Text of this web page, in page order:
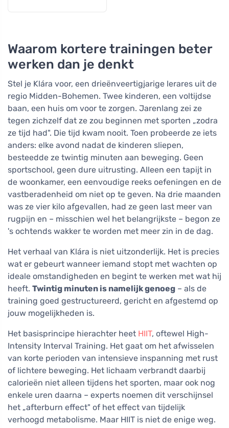
Waarom kortere trainingen beter
werken dan je denkt
Stel je Klára voor, een drieënveertigjarige lerares uit de
regio Midden-Bohemen. Twee kinderen, een voltijdse
baan, een huis om voor te zorgen. Jarenlang zei ze
tegen zichzelf dat ze zou beginnen met sporten „zodra
ze tijd had". Die tijd kwam nooit. Toen probeerde ze iets
anders: elke avond nadat de kinderen sliepen,
besteedde ze twintig minuten aan beweging. Geen
sportschool, geen dure uitrusting. Alleen een tapijt in
de woonkamer, een eenvoudige reeks oefeningen en de
vastberadenheid om niet op te geven. Na drie maanden
was ze vier kilo afgevallen, had ze geen last meer van
rugpijn en – misschien wel het belangrijkste – begon ze
's ochtends wakker te worden met meer zin in de dag.
Het verhaal van Klára is niet uitzonderlijk. Het is precies
wat er gebeurt wanneer iemand stopt met wachten op
ideale omstandigheden en begint te werken met wat hij
heeft. Twintig minuten is namelijk genoeg – als de
training goed gestructureerd, gericht en afgestemd op
jouw mogelijkheden is.
Het basisprincipe hierachter heet HIIT, oftewel High-
Intensity Interval Training. Het gaat om het afwisselen
van korte perioden van intensieve inspanning met rust
of lichtere beweging. Het lichaam verbrandt daarbij
calorieën niet alleen tijdens het sporten, maar ook nog
enkele uren daarna – experts noemen dit verschijnsel
het „afterburn effect" of het effect van tijdelijk
verhoogd metabolisme. Maar HIIT is niet de enige weg.